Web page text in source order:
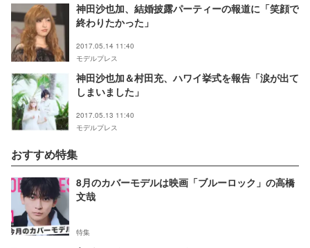
神田沙也加、結婚披露パーティーの報道に「笑顔で
終わりたかった」
2017.05.14 11:40
モデルプレス
神田沙也加＆村田充、ハワイ挙式を報告「涙が出て
しまいました」
2017.05.13 11:40
モデルプレス
おすすめ特集
8月のカバーモデルは映画「ブルーロック」の高橋
文哉
特集